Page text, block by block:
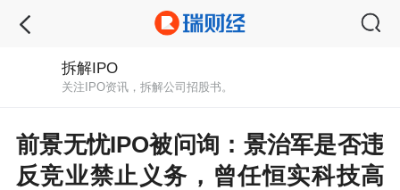
拆解IPO
关注IPO资讯，拆解公司招股书。
前景无忧IPO被问询：景治军是否违
反竞业禁止义务，曾任恒实科技高